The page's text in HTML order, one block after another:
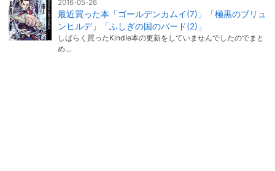
2016-05-26
最近買った本「ゴールデンカムイ(7)」「極黒のブリュ
ンヒルデ」「ふしぎの国のバード(2)」
しばらく買ったKindle本の更新をしていませんでしたのでまと
め…